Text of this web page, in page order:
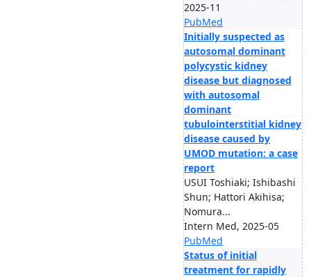
2025-11
PubMed
Initially suspected as
autosomal dominant
polycystic kidney
disease but diagnosed
with autosomal
dominant
tubulointerstitial kidney
disease caused by
UMOD mutation: a case
report
USUI Toshiaki; Ishibashi
Shun; Hattori Akihisa;
Nomura...
Intern Med, 2025-05
PubMed
Status of initial
treatment for rapidly